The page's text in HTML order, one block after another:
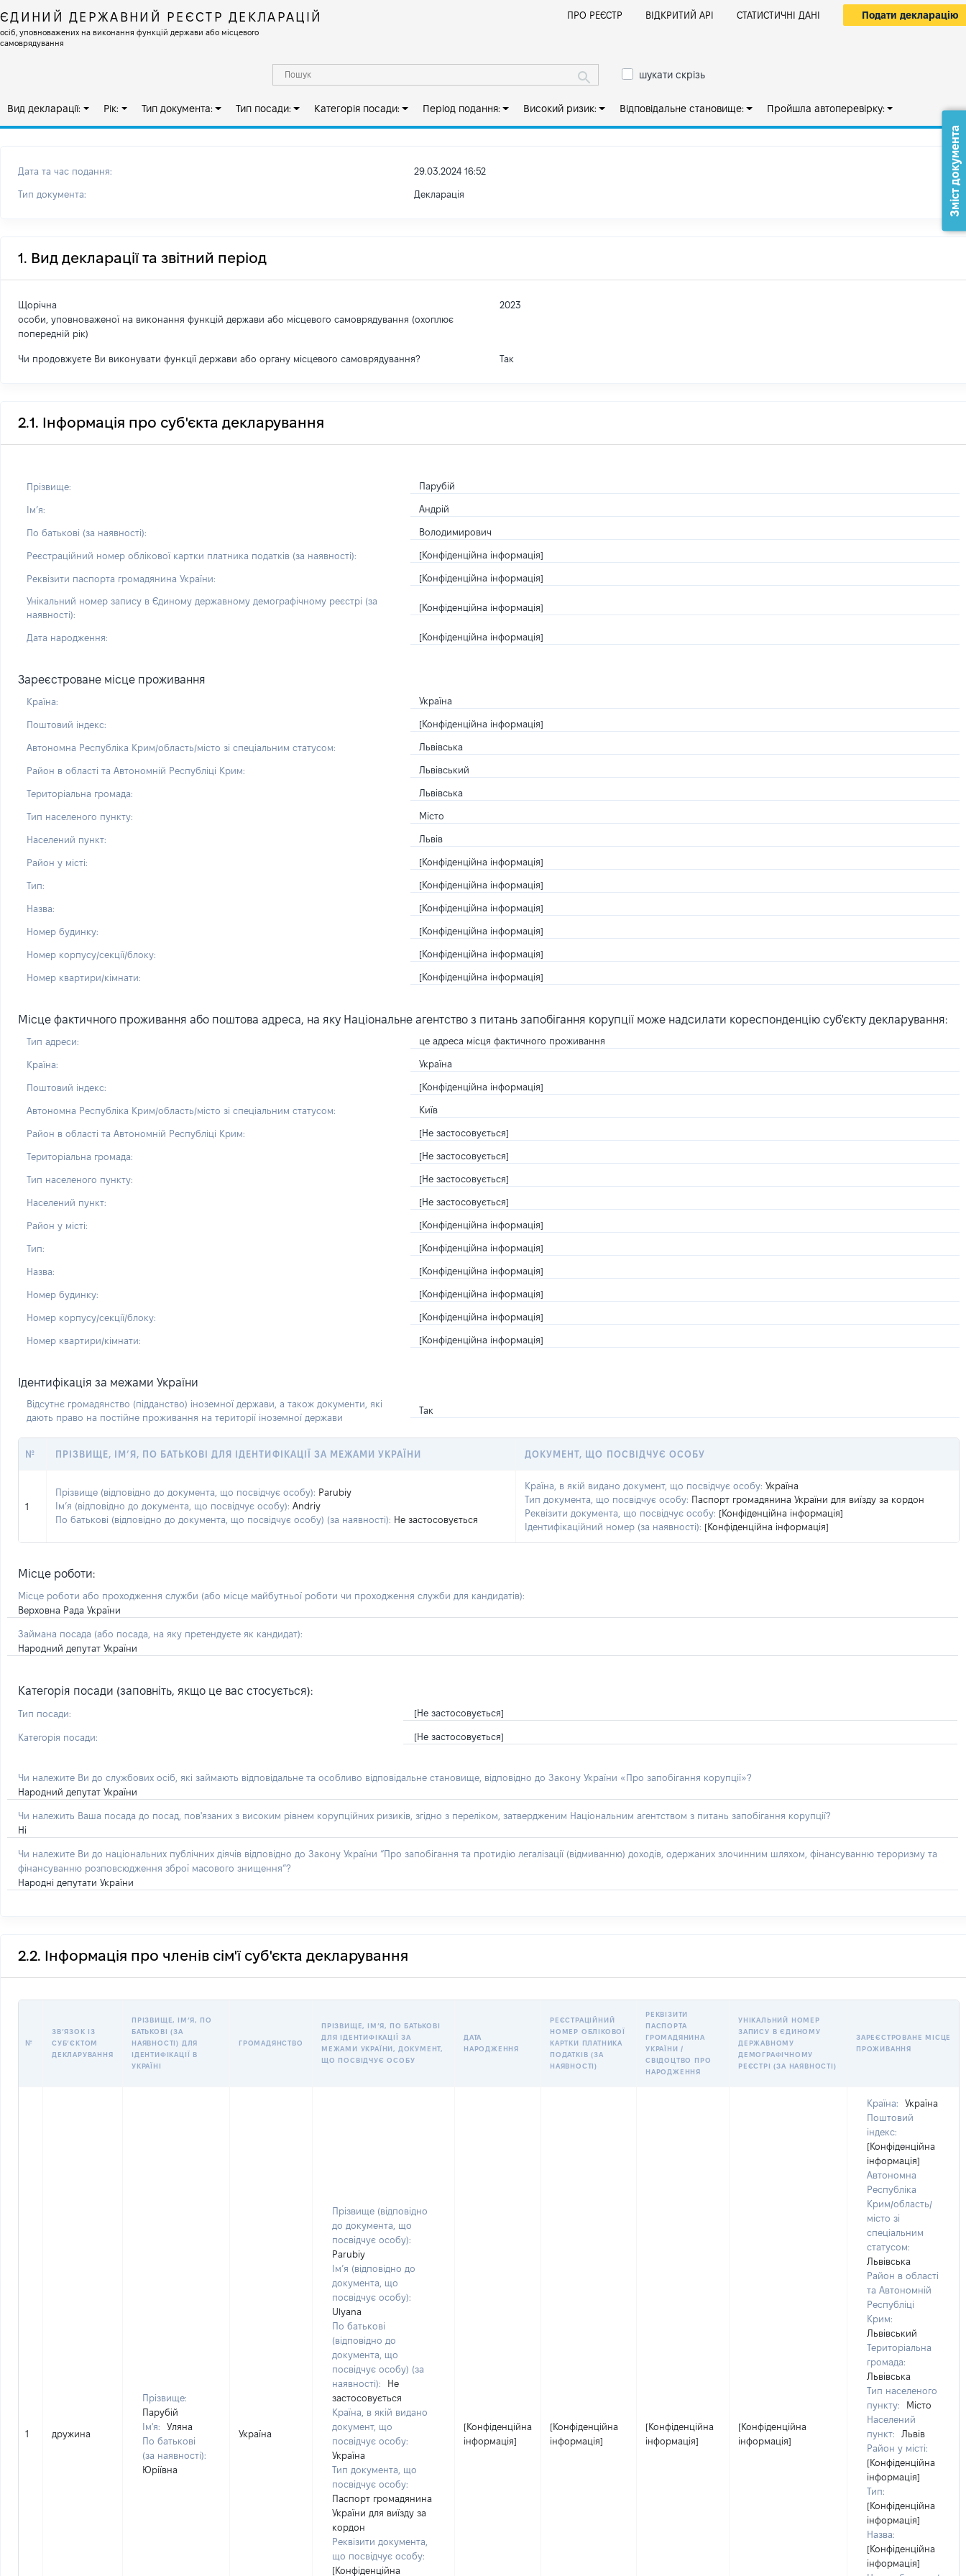
ЄДИНИЙ ДЕРЖАВНИЙ РЕЄСТР ДЕКЛАРАЦІЙ
осіб, уповноважених на виконання функцій держави або місцевого
самоврядування
ПРО РЕЄСТР ВІДКРИТИЙ АРІ СТАТИСТИЧНІ ДАНІ Подати декларацію
шукати скрізь
Вид декларації: Рік: Тип документа: Тип посади: Категорія посади: Період подання: Високий ризик: Відповідальне становище: Пройшла автоперевірку:
Дата та час подання: 29.03.2024 16:52
Тип документа: Декларація
1. Вид декларації та звітний період
Щорічна
особи, уповноваженої на виконання функцій держави або місцевого самоврядування (охоплює
попередній рік)
2023
Чи продовжуєте Ви виконувати функції держави або органу місцевого самоврядування? Так
2.1. Інформація про суб'єкта декларування
Прізвище: Парубій
Імʼя: Андрій
По батькові (за наявності): Володимирович
Реєстраційний номер облікової картки платника податків (за наявності): [Конфіденційна інформація]
Реквізити паспорта громадянина України: [Конфіденційна інформація]
Унікальний номер запису в Єдиному державному демографічному реєстрі (за
наявності):
[Конфіденційна інформація]
Дата народження: [Конфіденційна інформація]
Зареєстроване місце проживання
Країна: Україна
Поштовий індекс: [Конфіденційна інформація]
Автономна Республіка Крим/область/місто зі спеціальним статусом: Львівська
Район в області та Автономній Республіці Крим: Львівський
Територіальна громада: Львівська
Тип населеного пункту: Місто
Населений пункт: Львів
Район у місті: [Конфіденційна інформація]
Тип: [Конфіденційна інформація]
Назва: [Конфіденційна інформація]
Номер будинку: [Конфіденційна інформація]
Номер корпусу/секції/блоку: [Конфіденційна інформація]
Номер квартири/кімнати: [Конфіденційна інформація]
Місце фактичного проживання або поштова адреса, на яку Національне агентство з питань запобігання корупції може надсилати кореспонденцію суб'єкту декларування:
Тип адреси: це адреса місця фактичного проживання
Країна: Україна
Поштовий індекс: [Конфіденційна інформація]
Автономна Республіка Крим/область/місто зі спеціальним статусом: Київ
Район в області та Автономній Республіці Крим: [Не застосовується]
Територіальна громада: [Не застосовується]
Тип населеного пункту: [Не застосовується]
Населений пункт: [Не застосовується]
Район у місті: [Конфіденційна інформація]
Тип: [Конфіденційна інформація]
Назва: [Конфіденційна інформація]
Номер будинку: [Конфіденційна інформація]
Номер корпусу/секції/блоку: [Конфіденційна інформація]
Номер квартири/кімнати: [Конфіденційна інформація]
Ідентифікація за межами України
Відсутнє громадянство (підданство) іноземної держави, а також документи, які
дають право на постійне проживання на території іноземної держави
Так
№ ПРІЗВИЩЕ, ІМ’Я, ПО БАТЬКОВІ ДЛЯ ІДЕНТИФІКАЦІЇ ЗА МЕЖАМИ УКРАЇНИ ДОКУМЕНТ, ЩО ПОСВІДЧУЄ ОСОБУ
1
Прізвище (відповідно до документа, що посвідчує особу): Parubiy
Ім’я (відповідно до документа, що посвідчує особу): Andriy
По батькові (відповідно до документа, що посвідчує особу) (за наявності): Не застосовується
Країна, в якій видано документ, що посвідчує особу: Україна
Тип документа, що посвідчує особу: Паспорт громадянина України для виїзду за кордон
Реквізити документа, що посвідчує особу: [Конфіденційна інформація]
Ідентифікаційний номер (за наявності): [Конфіденційна інформація]
Місце роботи:
Місце роботи або проходження служби (або місце майбутньої роботи чи проходження служби для кандидатів):
Верховна Рада України
Займана посада (або посада, на яку претендуєте як кандидат):
Народний депутат України
Категорія посади (заповніть, якщо це вас стосується):
Тип посади: [Не застосовується]
Категорія посади: [Не застосовується]
Чи належите Ви до службових осіб, які займають відповідальне та особливо відповідальне становище, відповідно до Закону України «Про запобігання корупції»?
Народний депутат України
Чи належить Ваша посада до посад, пов'язаних з високим рівнем корупційних ризиків, згідно з переліком, затвердженим Національним агентством з питань запобігання корупції?
Ні
Чи належите Ви до національних публічних діячів відповідно до Закону України “Про запобігання та протидію легалізації (відмиванню) доходів, одержаних злочинним шляхом, фінансуванню тероризму та
фінансуванню розповсюдження зброї масового знищення”?
Народні депутати України
2.2. Інформація про членів сім'ї суб'єкта декларування
№
ЗВʼЯЗОК ІЗ
СУБʼЄКТОМ
ДЕКЛАРУВАННЯ
ПРІЗВИЩЕ, ІМʼЯ, ПО
БАТЬКОВІ (ЗА
НАЯВНОСТІ) ДЛЯ
ІДЕНТИФІКАЦІЇ В
УКРАЇНІ
ГРОМАДЯНСТВО
ПРІЗВИЩЕ, ІМʼЯ, ПО БАТЬКОВІ
ДЛЯ ІДЕНТИФІКАЦІЇ ЗА
МЕЖАМИ УКРАЇНИ, ДОКУМЕНТ,
ЩО ПОСВІДЧУЄ ОСОБУ
ДАТА
НАРОДЖЕННЯ
РЕЄСТРАЦІЙНИЙ
НОМЕР ОБЛІКОВОЇ
КАРТКИ ПЛАТНИКА
ПОДАТКІВ (ЗА
НАЯВНОСТІ)
РЕКВІЗИТИ
ПАСПОРТА
ГРОМАДЯНИНА
УКРАЇНИ /
СВІДОЦТВО ПРО
НАРОДЖЕННЯ
УНІКАЛЬНИЙ НОМЕР
ЗАПИСУ В ЄДИНОМУ
ДЕРЖАВНОМУ
ДЕМОГРАФІЧНОМУ
РЕЄСТРІ (ЗА НАЯВНОСТІ)
ЗАРЕЄСТРОВАНЕ МІСЦЕ
ПРОЖИВАННЯ
1 дружина
Прізвище:
Парубій
Ім'я:
Уляна
По батькові
(за наявності):
Юріївна
Україна
Прізвище (відповідно
до документа, що
посвідчує особу):
Parubiy
Ім’я (відповідно до
документа, що
посвідчує особу):
Ulyana
По батькові
(відповідно до
документа, що
посвідчує особу) (за
наявності):
Не
застосовується
Країна, в якій видано
документ, що
посвідчує особу:
Україна
Тип документа, що
посвідчує особу:
Паспорт громадянина
України для виїзду за
кордон
Реквізити документа,
що посвідчує особу:
[Конфіденційна
[Конфіденційна
інформація]
[Конфіденційна
інформація]
[Конфіденційна
інформація]
[Конфіденційна
інформація]
Країна:
Україна
Поштовий
індекс:
[Конфіденційна
інформація]
Автономна
Республіка
Крим/область/
місто зі
спеціальним
статусом:
Львівська
Район в області
та Автономній
Республіці
Крим:
Львівський
Територіальна
громада:
Львівська
Тип населеного
пункту:
Місто
Населений
пункт:
Львів
Район у місті:
[Конфіденційна
інформація]
Тип:
[Конфіденційна
інформація]
Назва:
[Конфіденційна
інформація]
Зміст документа